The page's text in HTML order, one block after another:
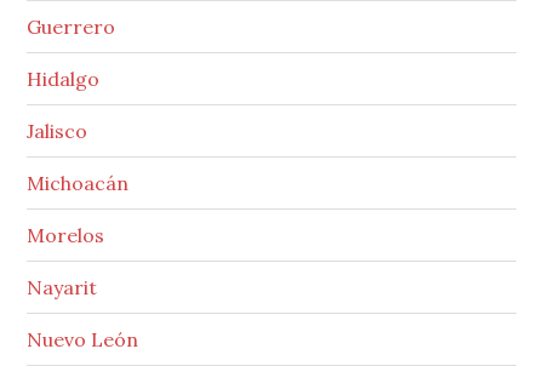
Guerrero
Hidalgo
Jalisco
Michoacán
Morelos
Nayarit
Nuevo León